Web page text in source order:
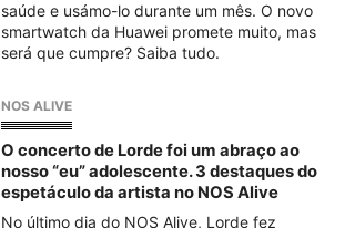
saúde e usámo-lo durante um mês. O novo
smartwatch da Huawei promete muito, mas
será que cumpre? Saiba tudo.
NOS ALIVE
O concerto de Lorde foi um abraço ao
nosso “eu” adolescente. 3 destaques do
espetáculo da artista no NOS Alive
No último dia do NOS Alive, Lorde fez